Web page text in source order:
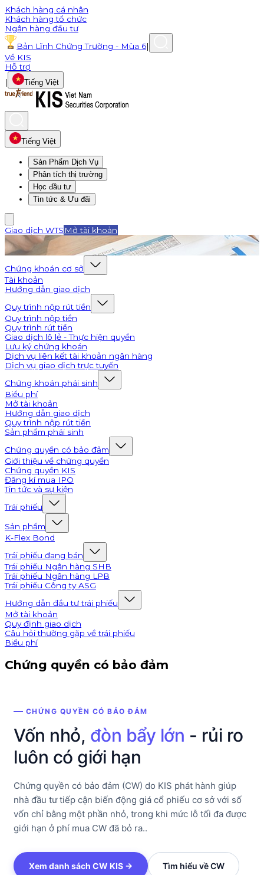
Khách hàng cá nhân
Khách hàng tổ chức
Ngân hàng đầu tư
Bản Lĩnh Chứng Trường - Mùa 6|
Về KIS
Hỗ trợ
|
Tiếng Việt
Tiếng Việt
Sản Phẩm Dịch Vụ
Phân tích thị trường
Học đầu tư
Tin tức & Ưu đãi
Giao dịch WTS Mở tài khoản
Chứng khoán cơ sở
Tài khoản
Hướng dẫn giao dịch
Quy trình nộp rút tiền
Quy trình nộp tiền
Quy trình rút tiền
Giao dịch lô lẻ - Thực hiện quyền
Lưu ký chứng khoán
Dịch vụ liên kết tài khoản ngân hàng
Dịch vụ giao dịch trực tuyến
Chứng khoán phái sinh
Biểu phí
Mở tài khoản
Hướng dẫn giao dịch
Quy trình nộp rút tiền
Sản phẩm phái sinh
Chứng quyền có bảo đảm
Giới thiệu về chứng quyền
Chứng quyền KIS
Đăng kí mua IPO
Tin tức và sự kiện
Trái phiếu
Sản phẩm
K-Flex Bond
Trái phiếu đang bán
Trái phiếu Ngân hàng SHB
Trái phiếu Ngân hàng LPB
Trái phiếu Công ty ASG
Hướng dẫn đầu tư trái phiếu
Mở tài khoản
Quy định giao dịch
Câu hỏi thường gặp về trái phiếu
Biểu phí
Chứng quyền có bảo đảm
CHỨNG QUYỀN CÓ BẢO ĐẢM
Vốn nhỏ, đòn bẩy lớn - rủi ro
luôn có giới hạn
Chứng quyền có bảo đảm (CW) do KIS phát hành giúp
nhà đầu tư tiếp cận biến động giá cổ phiếu cơ sở với số
vốn chỉ bằng một phần nhỏ, trong khi mức lỗ tối đa được
giới hạn ở phí mua CW đã bỏ ra..
Xem danh sách CW KIS → Tìm hiểu về CW